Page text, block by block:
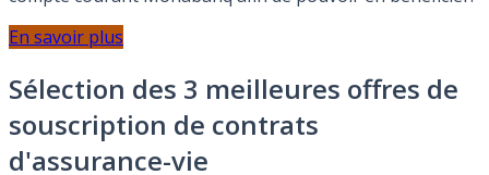
En savoir plus
Sélection des 3 meilleures offres de
souscription de contrats
d'assurance-vie